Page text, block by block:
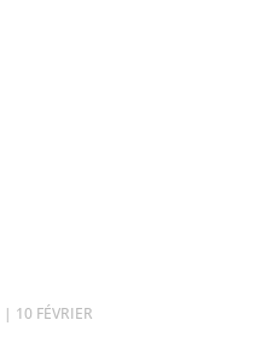
| 10 FÉVRIER